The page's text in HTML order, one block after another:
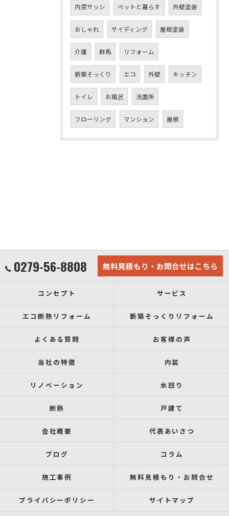
内窓サッシ ペットと暮らす 外壁塗装
おしゃれ サイディング 屋根塗装
介護 群馬 リフォーム
新築そっくり エコ 外壁 キッチン
トイレ お風呂 洗面所
フローリング マンション 屋根
0279-56-8808 無料見積もり・お問合せはこちら
コンセプト サービス
エコ断熱リフォーム 新築そっくりリフォーム
よくある質問 お客様の声
当社の特徴 内装
リノベーション 水回り
断熱 戸建て
会社概要 代表あいさつ
ブログ コラム
施工事例 無料見積もり・お問合せ
プライバシーポリシー サイトマップ